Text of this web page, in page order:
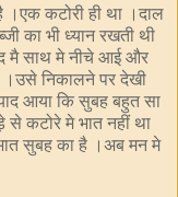
कटोरी ही था ।दाल
का भी ध्यान रखती थी
मै साथ मे नीचे आई और
।उसे निकालने पर देखी
आया कि सुबह बहुत सा
कटोरे मे भात नहीं था
सुबह का है ।अब मन मे